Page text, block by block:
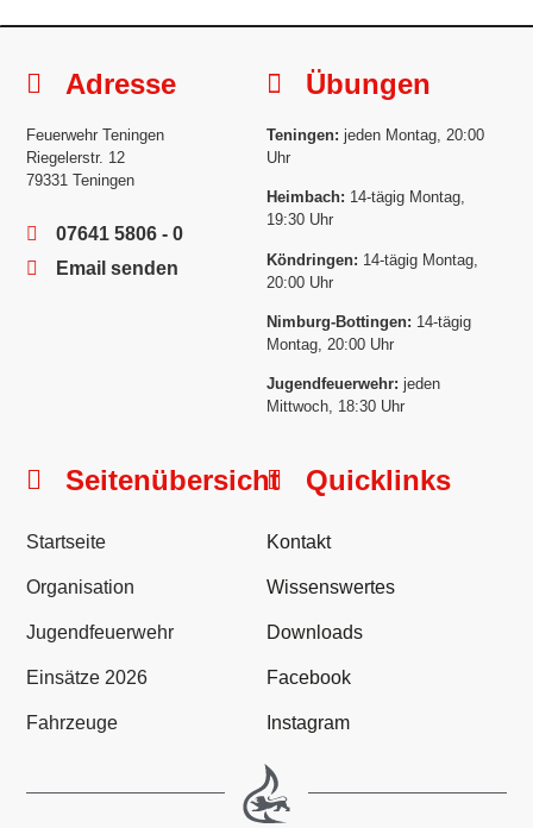
Adresse
Feuerwehr Teningen
Riegelerstr. 12
79331 Teningen
07641 5806 - 0
Email senden
Übungen
Teningen: jeden Montag, 20:00
Uhr
Heimbach: 14-tägig Montag,
19:30 Uhr
Köndringen: 14-tägig Montag,
20:00 Uhr
Nimburg-Bottingen: 14-tägig
Montag, 20:00 Uhr
Jugendfeuerwehr: jeden
Mittwoch, 18:30 Uhr
Seitenübersicht
Startseite
Organisation
Jugendfeuerwehr
Einsätze 2026
Fahrzeuge
Quicklinks
Kontakt
Wissenswertes
Downloads
Facebook
Instagram